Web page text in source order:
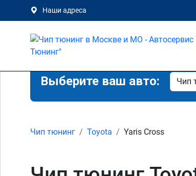
Наши адреса
Выберите ваш авто:
Чип тюнинг Toyota Yaris Cross